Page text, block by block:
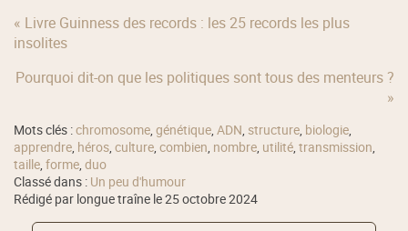
« Livre Guinness des records : les 25 records les plus
insolites
Pourquoi dit-on que les politiques sont tous des menteurs ?
»
Mots clés :chromosome,génétique,ADN, structure, biologie,
apprendre, héros,culture,combien, nombre, utilité,transmission,
taille,forme,duo
Classé dans : Un peu d'humour
Rédigé par longue traîne le 25 octobre 2024